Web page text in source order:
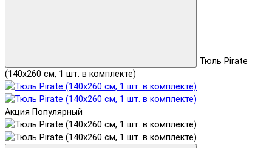
Тюль Pirate
(140x260 см, 1 шт. в комплекте)
Акция Популярный